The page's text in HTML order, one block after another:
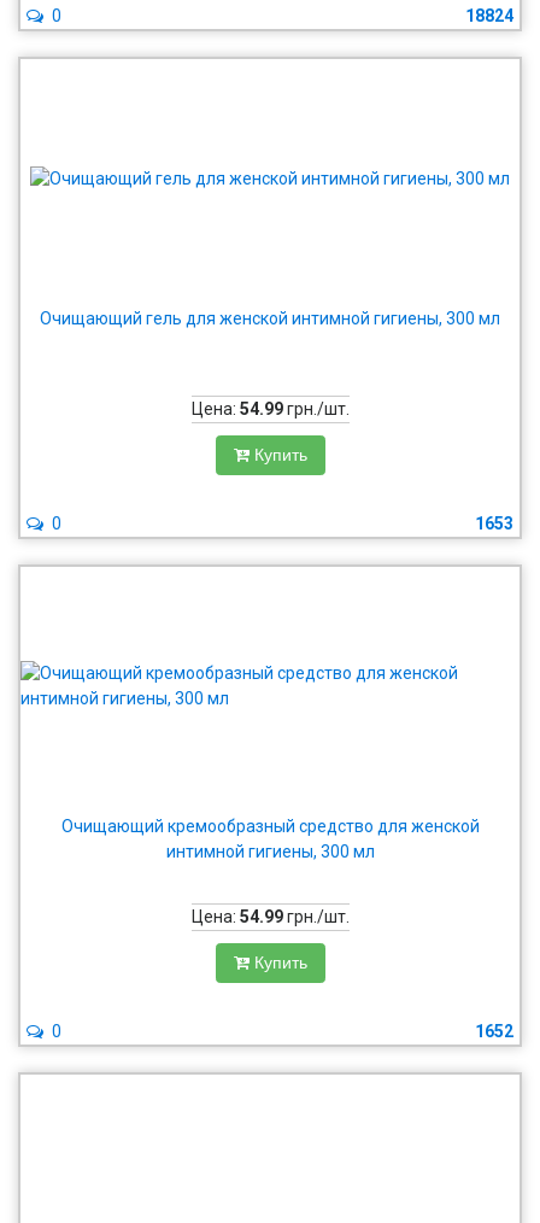
18824
0
Очищающий гель для женской интимной гигиены, 300 мл
Цена: 54.99грн./шт.
Купить
1653
0
Очищающий кремообразный средство для женской
интимной гигиены, 300 мл
Цена: 54.99грн./шт.
Купить
1652
0